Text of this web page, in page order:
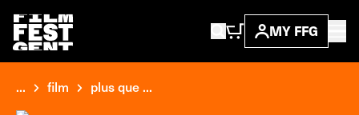
MY FFG
... film plus que ...